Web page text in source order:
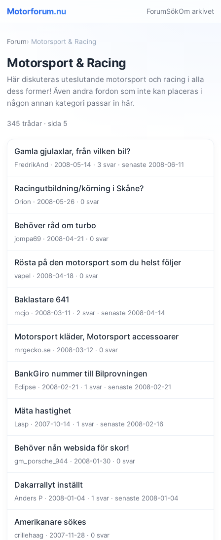
Motorforum.nu ForumSökOm arkivet
Forum› Motorsport & Racing
Motorsport & Racing
Här diskuteras uteslutande motorsport och racing i alla
dess former! Även andra fordon som inte kan placeras i
någon annan kategori passar in här.
345 trådar · sida 5
Gamla gjulaxlar, från vilken bil?
FredrikAnd · 2008-05-14 · 3 svar · senaste 2008-06-11
Racingutbildning/körning i Skåne?
Orion · 2008-05-26 · 0 svar
Behöver råd om turbo
jompa69 · 2008-04-21 · 0 svar
Rösta på den motorsport som du helst följer
vapel · 2008-04-18 · 0 svar
Baklastare 641
mcjo · 2008-03-11 · 2 svar · senaste 2008-04-14
Motorsport kläder, Motorsport accessoarer
mrgecko.se · 2008-03-12 · 0 svar
BankGiro nummer till Bilprovningen
Eclipse · 2008-02-21 · 1 svar · senaste 2008-02-21
Mäta hastighet
Lasp · 2007-10-14 · 1 svar · senaste 2008-02-16
Behöver nån websida för skor!
gm_porsche_944 · 2008-01-30 · 0 svar
Dakarrallyt inställt
Anders P · 2008-01-04 · 1 svar · senaste 2008-01-04
Amerikanare sökes
crillehaag · 2007-11-28 · 0 svar